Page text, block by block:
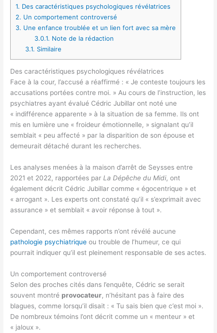
1. Des caractéristiques psychologiques révélatrices
2. Un comportement controversé
3. Une enfance troublée et un lien fort avec sa mère
3.0.1. Note de la rédaction
3.1. Similaire
Des caractéristiques psychologiques révélatrices
Face à la cour, l’accusé a réaffirmé : « Je conteste toujours les
accusations portées contre moi. » Au cours de l’instruction, les
psychiatres ayant évalué Cédric Jubillar ont noté une
« indifférence apparente » à la situation de sa femme. Ils ont
mis en lumière une « froideur émotionnelle, » signalant qu’il
semblait « peu affecté » par la disparition de son épouse et
demeurait détaché durant les recherches.
Les analyses menées à la maison d’arrêt de Seysses entre
2021 et 2022, rapportées parLa Dépêche du Midi, ont
également décrit Cédric Jubillar comme « égocentrique » et
« arrogant ». Les experts ont constaté qu’il « s’exprimait avec
assurance » et semblait « avoir réponse à tout ».
Cependant, ces mêmes rapports n’ont révélé aucune
pathologie psychiatrique ou trouble de l’humeur, ce qui
pourrait indiquer qu’il est pleinement responsable de ses actes.
Un comportement controversé
Selon des proches cités dans l’enquête, Cédric se serait
souvent montré provocateur, n’hésitant pas à faire des
blagues, comme lorsqu’il disait : « Tu sais bien que c’est moi ».
De nombreux témoins l’ont décrit comme un « menteur » et
« jaloux ».